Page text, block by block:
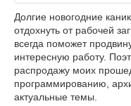
Долгие новогодние
отдохнуть от рабочей
всегда поможет
интересную работу.
распродажу моих
программированию,
актуальные темы.